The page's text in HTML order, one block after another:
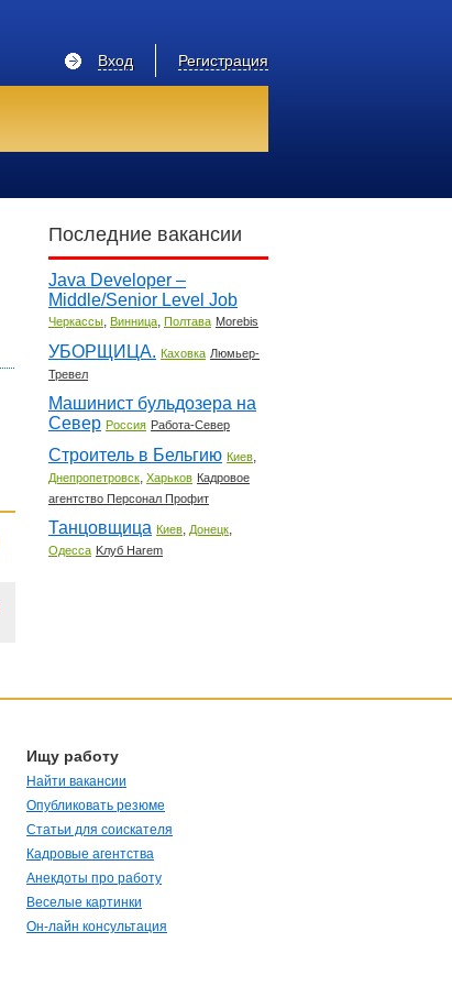
Регистрация
Вход
Последние вакансии
Java Developer –
Middle/Senior Level Job
Черкассы, Винница, Полтава Morebis
УБОРЩИЦА. Каховка Люмьер-
Тревел
Машинист бульдозера на
Север Россия Работа-Север
Строитель в Бельгию Киев,
Днепропетровск, Харьков Кадровое
агентство Персонал Профит
Танцовщица Киев, Донецк,
Одесса Kлуб Harem
Ищу работу
Найти вакансии
Опубликовать резюме
Статьи для соискателя
Кадровые агентства
Анекдоты про работу
Веселые картинки
Он-лайн консультация